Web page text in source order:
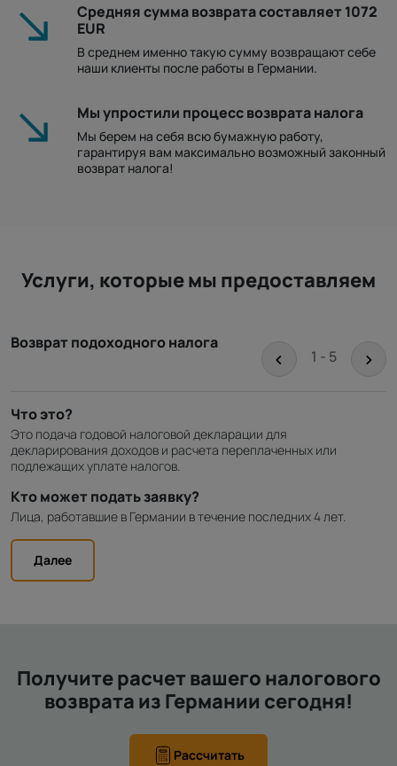
Средняя сумма возврата составляет 1072
EUR
В среднем именно такую ​​сумму возвращают себе
наши клиенты после работы в Германии.
Мы упростили процесс возврата налога
Мы берем на себя всю бумажную работу,
гарантируя вам максимально возможный законный
возврат налога!
Услуги, которые мы предоставляем
Возврат подоходного налога
< 1 - 5 >
Что это?
Это подача годовой налоговой декларации для
декларирования доходов и расчета переплаченных или
подлежащих уплате налогов.
Кто может подать заявку?
Лица, работавшие в Германии в течение последних 4 лет.
Далее
Получите расчет вашего налогового
возврата из Германии сегодня!
Рассчитать